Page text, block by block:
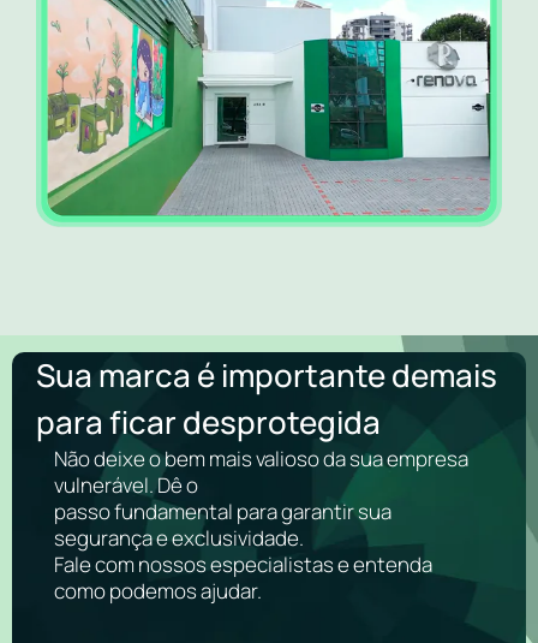
Sua marca é importante demais
para ficar desprotegida
Não deixe o bem mais valioso da sua empresa
vulnerável. Dê o
passo fundamental para garantir sua
segurança e exclusividade.
Fale com nossos especialistas e entenda
como podemos ajudar.